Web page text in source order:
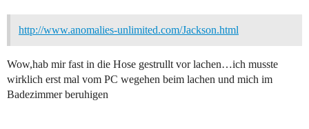
http://www.anomalies-unlimited.com/Jackson.html
Wow,hab mir fast in die Hose gestrullt vor lachen…ich musste
wirklich erst mal vom PC wegehen beim lachen und mich im
Badezimmer beruhigen